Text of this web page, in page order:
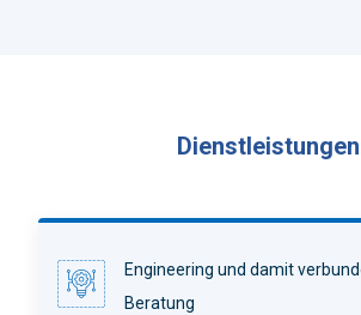
Dienstleistungen
Engineering und damit
Beratung